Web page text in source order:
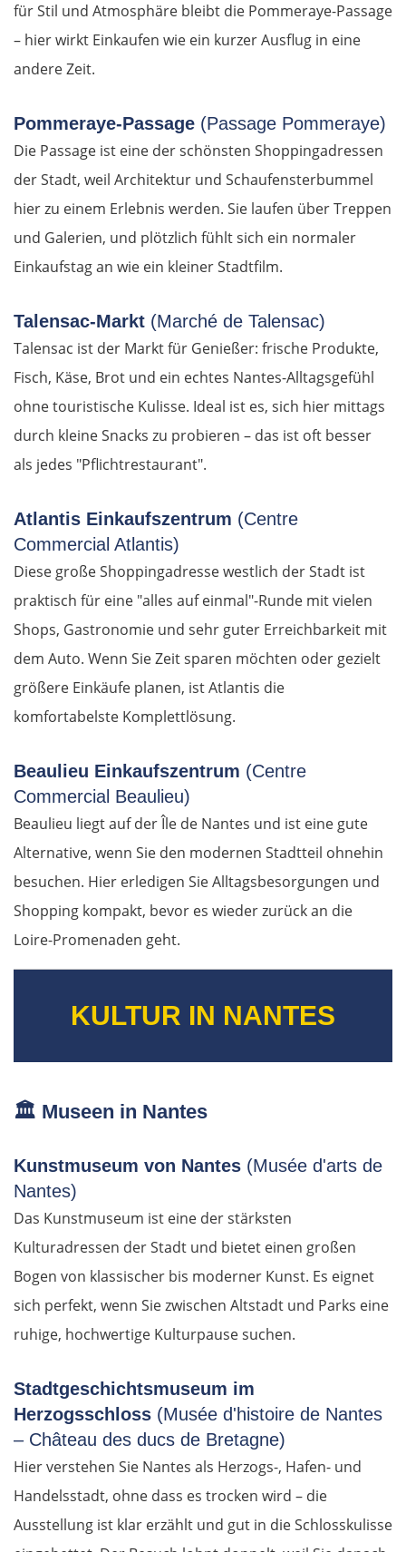
für Stil und Atmosphäre bleibt die Pommeraye-Passage
– hier wirkt Einkaufen wie ein kurzer Ausflug in eine
andere Zeit.
Pommeraye-Passage (Passage Pommeraye)
Die Passage ist eine der schönsten Shoppingadressen
der Stadt, weil Architektur und Schaufensterbummel
hier zu einem Erlebnis werden. Sie laufen über Treppen
und Galerien, und plötzlich fühlt sich ein normaler
Einkaufstag an wie ein kleiner Stadtfilm.
Talensac-Markt (Marché de Talensac)
Talensac ist der Markt für Genießer: frische Produkte,
Fisch, Käse, Brot und ein echtes Nantes-Alltagsgefühl
ohne touristische Kulisse. Ideal ist es, sich hier mittags
durch kleine Snacks zu probieren – das ist oft besser
als jedes "Pflichtrestaurant".
Atlantis Einkaufszentrum (Centre
Commercial Atlantis)
Diese große Shoppingadresse westlich der Stadt ist
praktisch für eine "alles auf einmal"-Runde mit vielen
Shops, Gastronomie und sehr guter Erreichbarkeit mit
dem Auto. Wenn Sie Zeit sparen möchten oder gezielt
größere Einkäufe planen, ist Atlantis die
komfortabelste Komplettlösung.
Beaulieu Einkaufszentrum (Centre
Commercial Beaulieu)
Beaulieu liegt auf der Île de Nantes und ist eine gute
Alternative, wenn Sie den modernen Stadtteil ohnehin
besuchen. Hier erledigen Sie Alltagsbesorgungen und
Shopping kompakt, bevor es wieder zurück an die
Loire-Promenaden geht.
KULTUR IN NANTES
🏛️ Museen in Nantes
Kunstmuseum von Nantes (Musée d'arts de
Nantes)
Das Kunstmuseum ist eine der stärksten
Kulturadressen der Stadt und bietet einen großen
Bogen von klassischer bis moderner Kunst. Es eignet
sich perfekt, wenn Sie zwischen Altstadt und Parks eine
ruhige, hochwertige Kulturpause suchen.
Stadtgeschichtsmuseum im
Herzogsschloss (Musée d'histoire de Nantes
– Château des ducs de Bretagne)
Hier verstehen Sie Nantes als Herzogs-, Hafen- und
Handelsstadt, ohne dass es trocken wird – die
Ausstellung ist klar erzählt und gut in die Schlosskulisse